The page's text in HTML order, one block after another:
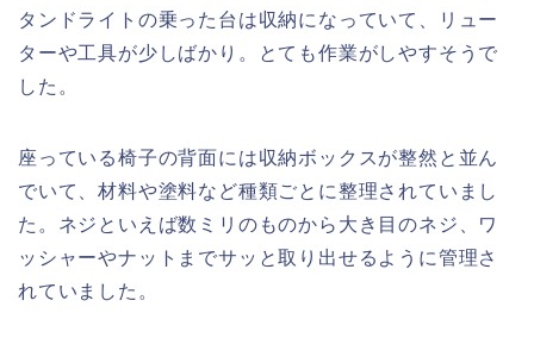
タンドライトの乗った台は収納になっていて、リュー
ターや工具が少しばかり。とても作業がしやすそうで
した。
座っている椅子の背面には収納ボックスが整然と並ん
でいて、材料や塗料など種類ごとに整理されていまし
た。ネジといえば数ミリのものから大き目のネジ、ワ
ッシャーやナットまでサッと取り出せるように管理さ
れていました。